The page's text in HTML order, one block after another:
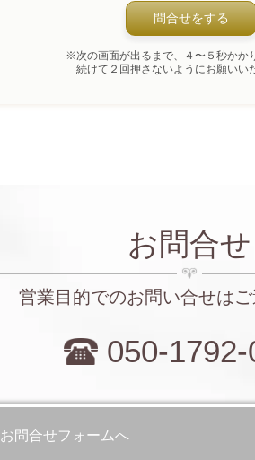
※次の画面が出るまで、４〜５秒かか
続けて２回押さないようにお願いい
お問合せ
営業目的でのお問い合せは
050-1792-
お問合せフォームへ